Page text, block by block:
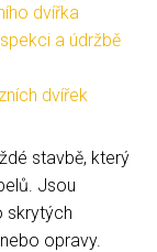
dvířka
a údržbě
dvířek
stavbě, který
Jsou
skrytých
opravy.